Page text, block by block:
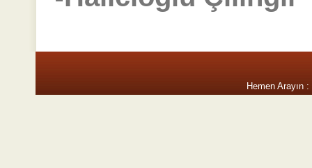
Hemen Arayın :